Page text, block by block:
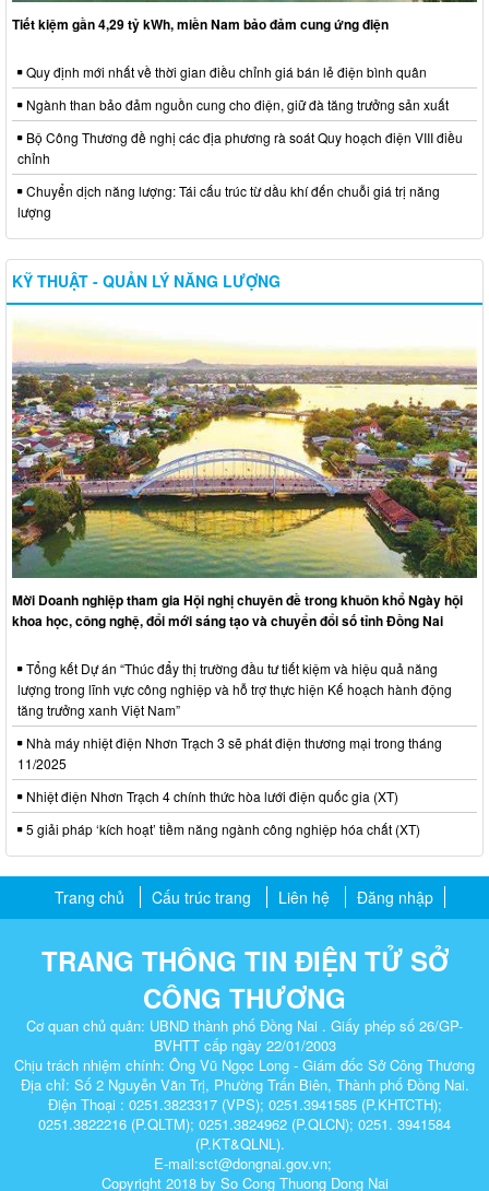
Tiết kiệm gần 4,29 tỷ kWh, miền Nam bảo đảm cung ứng điện
Quy định mới nhất về thời gian điều chỉnh giá bán lẻ điện bình quân
Ngành than bảo đảm nguồn cung cho điện, giữ đà tăng trưởng sản xuất
Bộ Công Thương đề nghị các địa phương rà soát Quy hoạch điện VIII điều
chỉnh
Chuyển dịch năng lượng: Tái cấu trúc từ dầu khí đến chuỗi giá trị năng
lượng
KỸ THUẬT - QUẢN LÝ NĂNG LƯỢNG
Mời Doanh nghiệp tham gia Hội nghị chuyên đề trong khuôn khổ Ngày hội
khoa học, công nghệ, đổi mới sáng tạo và chuyển đổi số tỉnh Đồng Nai
Tổng kết Dự án “Thúc đẩy thị trường đầu tư tiết kiệm và hiệu quả năng
lượng trong lĩnh vực công nghiệp và hỗ trợ thực hiện Kế hoạch hành động
tăng trưởng xanh Việt Nam”
Nhà máy nhiệt điện Nhơn Trạch 3 sẽ phát điện thương mại trong tháng
11/2025
Nhiệt điện Nhơn Trạch 4 chính thức hòa lưới điện quốc gia (XT)
5 giải pháp ‘kích hoạt’ tiềm năng ngành công nghiệp hóa chất (XT)
Trang chủ Cấu trúc trang Liên hệ Đăng nhập
TRANG THÔNG TIN ĐIỆN TỬ SỞ
CÔNG THƯƠNG
Cơ quan chủ quản: UBND thành phố Đồng Nai . Giấy phép số 26/GP-
BVHTT cấp ngày 22/01/2003
Chịu trách nhiệm chính: Ông Vũ Ngọc Long - Giám đốc Sở Công Thương
Địa chỉ: Số 2 Nguyễn Văn Trị, Phường Trấn Biên, Thành phố Đồng Nai.
Điện Thoại : 0251.3823317 (VPS); 0251.3941585 (P.KHTCTH);
0251.3822216 (P.QLTM); 0251.3824962 (P.QLCN); 0251. 3941584
(P.KT&QLNL).
E-mail:sct@dongnai.gov.vn;
Copyright 2018 by So Cong Thuong Dong Nai​